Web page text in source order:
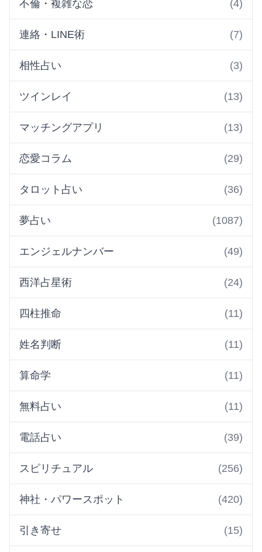
不倫・複雑な恋 (4)
連絡・LINE術 (7)
相性占い (3)
ツインレイ (13)
マッチングアプリ (13)
恋愛コラム (29)
タロット占い (36)
夢占い (1087)
エンジェルナンバー (49)
西洋占星術 (24)
四柱推命 (11)
姓名判断 (11)
算命学 (11)
無料占い (11)
電話占い (39)
スピリチュアル (256)
神社・パワースポット (420)
引き寄せ (15)